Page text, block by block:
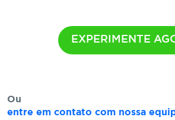
EXPERIMENTE
Ou
entre em contato com nossa